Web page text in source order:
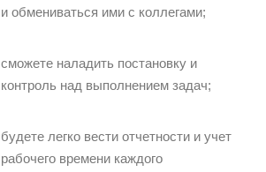
и обмениваться ими с коллегами;
сможете наладить постановку и
контроль над выполнением задач;
будете легко вести отчетности и учет
рабочего времени каждого